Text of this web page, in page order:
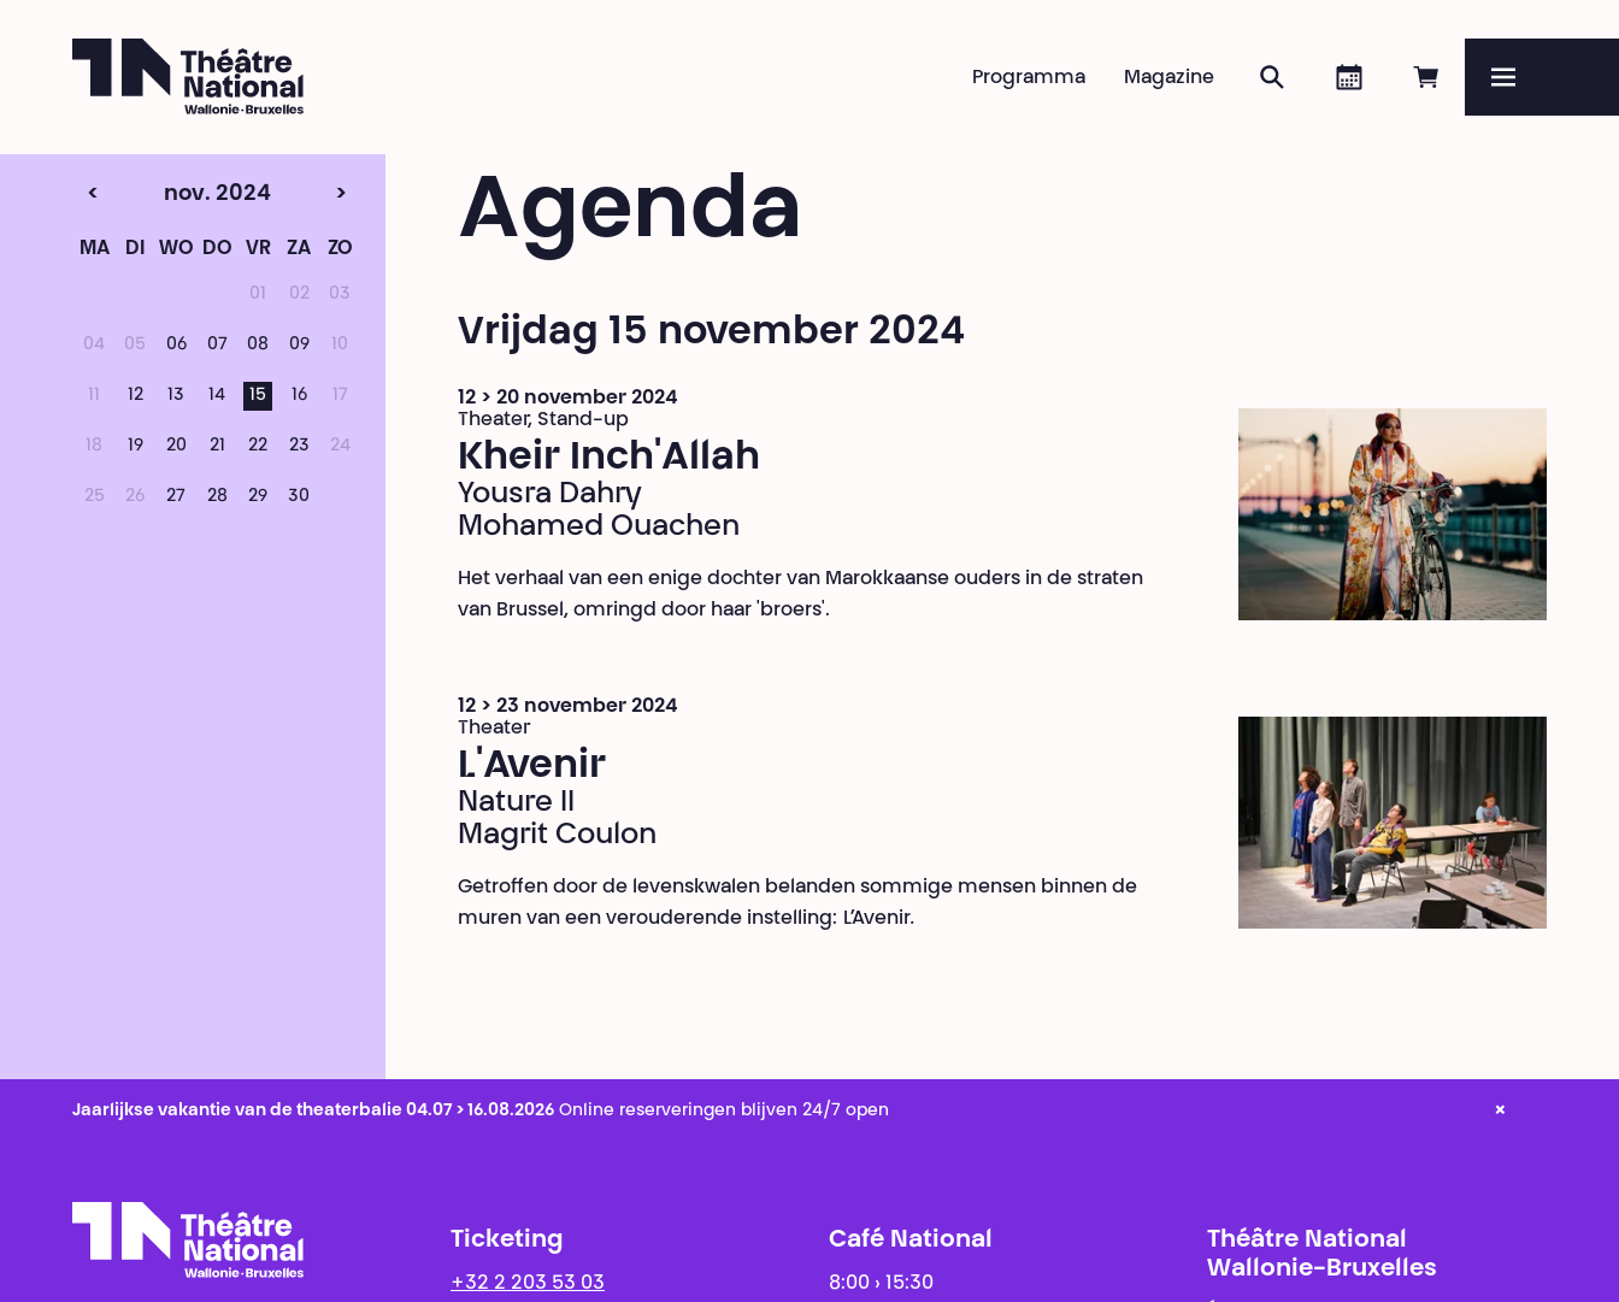
Online reserveren
Agenda
Zoeken
Magazine
Programma
Agenda
< nov. 2024 >
MA DI WO DO VR ZA ZO
01 02 03
04 05 06 07 08 09 10
11 12 13 14 15 16 17
18 19 20 21 22 23 24
25 26 27 28 29 30
Vrijdag 15 november 2024
12 > 20 november 2024
Theater, Stand-up
Kheir Inch'Allah
Yousra Dahry
Mohamed Ouachen
Het verhaal van een enige dochter van Marokkaanse ouders in de straten
van Brussel, omringd door haar 'broers'.
12 > 23 november 2024
Theater
L'Avenir
Nature II
Magrit Coulon
Getroffen door de levenskwalen belanden sommige mensen binnen de
muren van een verouderende instelling: L’Avenir.
Jaarlijkse vakantie van de theaterbalie 04.07 > 16.08.2026 Online reserveringen blijven 24/7 open ×
Ticketing
+32 2 203 53 03
Café National
8:00 › 15:30
Théâtre National
Wallonie-Bruxelles